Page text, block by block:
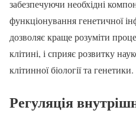
забезпечуючи необхідні
функціонування генетичної
дозволяє краще розуміти
клітині, і сприяє розвитку
клітинної біології та генетики.
Регуляція